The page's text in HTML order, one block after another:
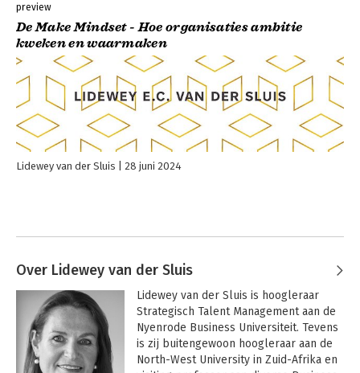
preview
De Make Mindset - Hoe organisaties ambitie
kweken en waarmaken
Lidewey van der Sluis 28 juni 2024
Over Lidewey van der Sluis
Lidewey van der Sluis is hoogleraar
Strategisch Talent Management aan de
Nyenrode Business Universiteit. Tevens
is zij buitengewoon hoogleraar aan de
North-West University in Zuid-Afrika en